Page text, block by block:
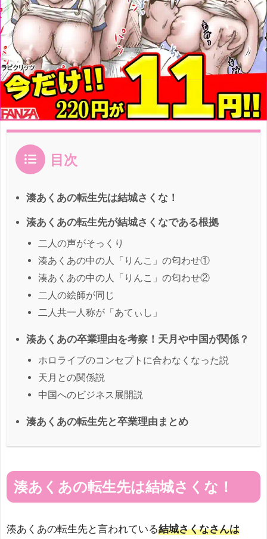
目次
湊あくあの転生先は結城さくな！
湊あくあの転生先が結城さくなである根拠
二人の声がそっくり
湊あくあの中の人「りんこ」の匂わせ①
湊あくあの中の人「りんこ」の匂わせ②
二人の絵師が同じ
二人共一人称が「あてぃし」
湊あくあの卒業理由を考察！天月や中国が関係？
ホロライブのコンセプトに合わなくなった説
天月との関係説
中国へのビジネス展開説
湊あくあの転生先と卒業理由まとめ
湊あくあの転生先は結城さくな！
湊あくあの転生先と言われている結城さくなさんは